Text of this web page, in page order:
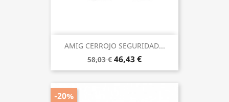
AMIG CERROJO SEGURIDAD...
58,03 € 46,43 €
-20%